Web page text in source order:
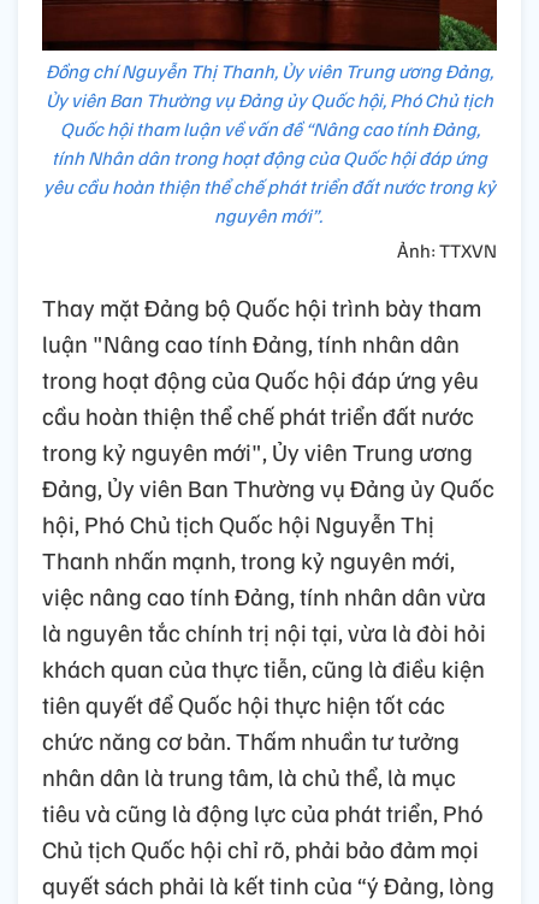
Đồng chí Nguyễn Thị Thanh, Ủy viên Trung ương Đảng,
Ủy viên Ban Thường vụ Đảng ủy Quốc hội, Phó Chủ tịch
Quốc hội tham luận về vấn đề “Nâng cao tính Đảng,
tính Nhân dân trong hoạt động của Quốc hội đáp ứng
yêu cầu hoàn thiện thể chế phát triển đất nước trong kỷ
nguyên mới”.
Ảnh: TTXVN
Thay mặt Đảng bộ Quốc hội trình bày tham
luận "Nâng cao tính Đảng, tính nhân dân
trong hoạt động của Quốc hội đáp ứng yêu
cầu hoàn thiện thể chế phát triển đất nước
trong kỷ nguyên mới", Ủy viên Trung ương
Đảng, Ủy viên Ban Thường vụ Đảng ủy Quốc
hội, Phó Chủ tịch Quốc hội Nguyễn Thị
Thanh nhấn mạnh, trong kỷ nguyên mới,
việc nâng cao tính Đảng, tính nhân dân vừa
là nguyên tắc chính trị nội tại, vừa là đòi hỏi
khách quan của thực tiễn, cũng là điều kiện
tiên quyết để Quốc hội thực hiện tốt các
chức năng cơ bản. Thấm nhuần tư tưởng
nhân dân là trung tâm, là chủ thể, là mục
tiêu và cũng là động lực của phát triển, Phó
Chủ tịch Quốc hội chỉ rõ, phải bảo đảm mọi
quyết sách phải là kết tinh của “ý Đảng, lòng